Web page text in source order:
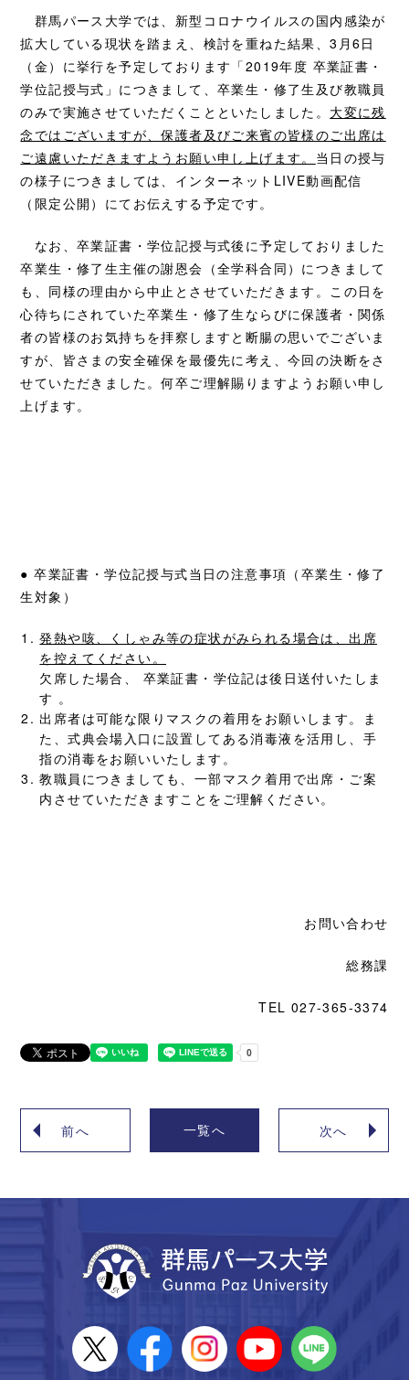
群馬パース大学では、新型コロナウイルスの国内感染が
拡大している現状を踏まえ、検討を重ねた結果、3月6日
（金）に挙行を予定しております「2019年度 卒業証書・
学位記授与式」につきまして、卒業生・修了生及び教職員
のみで実施させていただくことといたしました。 大変に残
念ではございますが、保護者及びご来賓の皆様のご出席は
ご遠慮いただきますようお願い申し上げます。 当日の授与
の様子につきましては、 インターネットLIVE動画配信
（限定公開）にてお伝えする予定です。
なお、卒業証書・学位記授与式後に予定しておりました
卒業生・修了生主催の謝恩会（全学科合同）につきまして
も、同様の理由から中止とさせていただきます。この日を
心待ちにされていた卒業生・修了生ならびに保護者・関係
者の皆様のお気持ちを拝察しますと断腸の思いでございま
すが、皆さまの安全確保を最優先に考え、今回の決断をさ
せていただきました。何卒ご理解賜りますようお願い申し
上げます。
● 卒業証書・学位記授与式当日の注意事項（卒業生・修了
生対象）
発熱や咳、くしゃみ等の症状がみられる場合は、出席
を控えてください。
欠席した場合、 卒業証書・学位記は後日送付いたしま
す 。
出席者は可能な限りマスクの着用をお願いします。ま
た、式典会場入口に設置してある消毒液を活用し、手
指の消毒をお願いいたします。
教職員につきましても、一部マスク着用で出席・ご案
内させていただきますことをご理解ください。
お問い合わせ
総務課
TEL 027-365-3374
前へ 一覧へ 次へ